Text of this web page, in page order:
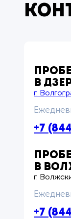
В
г.
+7
В
г.
+7